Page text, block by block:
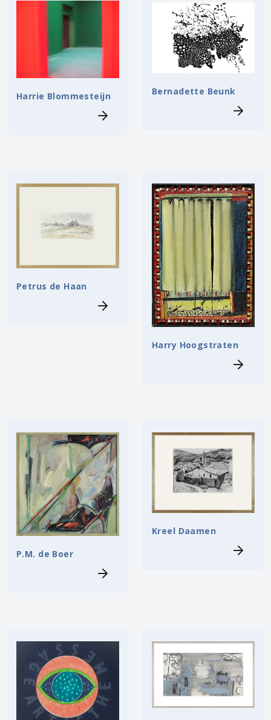
Harrie Blommesteijn Bernadette Beunk
Petrus de Haan
Harry Hoogstraten
P.M. de Boer
Kreel Daamen